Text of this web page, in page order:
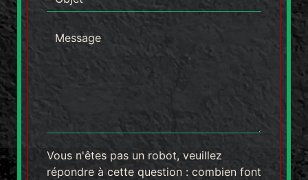
Vous n'êtes pas un robot, veuillez
répondre à cette question : combien font